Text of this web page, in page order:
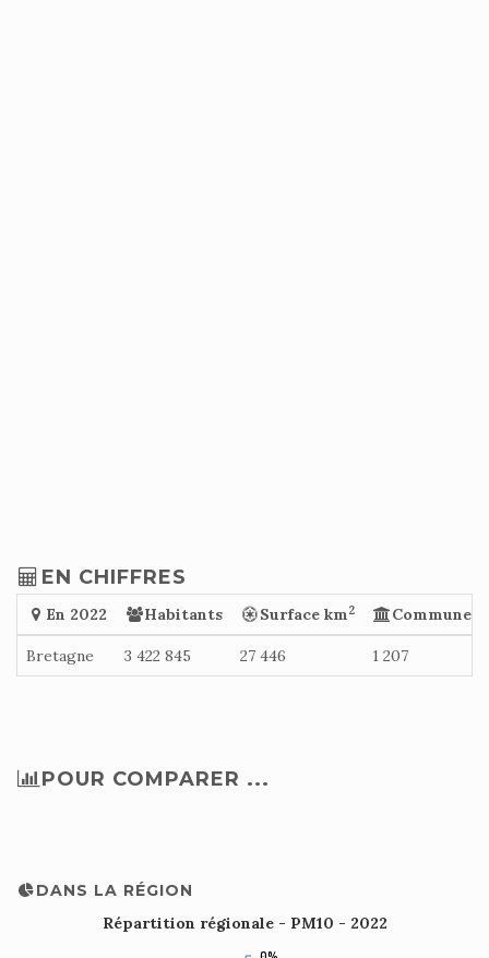
EN CHIFFRES
En 2022 Habitants Surface km2 Communes
Bretagne 3 422 845 27 446 1 207
POUR COMPARER ...
DANS LA RÉGION
Répartition régionale - PM10 - 2022